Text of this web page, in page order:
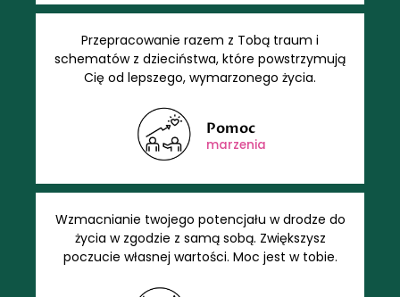
Przepracowanie razem z Tobą traum i
schematów z dzieciństwa, które powstrzymują
Cię od lepszego, wymarzonego życia.
Pomoc
marzenia
Wzmacnianie twojego potencjału w drodze do
życia w zgodzie z samą sobą. Zwiększysz
poczucie własnej wartości. Moc jest w tobie.